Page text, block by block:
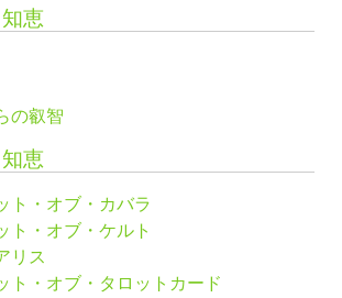
恵
の叡智
恵
ト・オブ・カバラ
ト・オブ・ケルト
リス
ト・オブ・タロットカード